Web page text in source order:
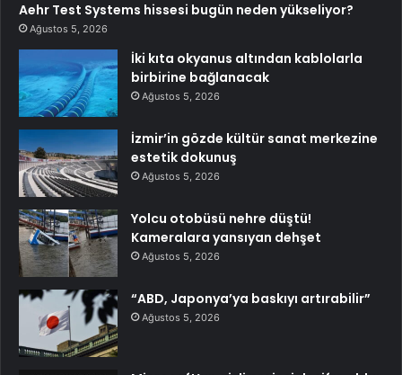
Aehr Test Systems hissesi bugün neden yükseliyor?
Ağustos 5, 2026
İki kıta okyanus altından kablolarla
birbirine bağlanacak
Ağustos 5, 2026
İzmir’in gözde kültür sanat merkezine
estetik dokunuş
Ağustos 5, 2026
Yolcu otobüsü nehre düştü!
Kameralara yansıyan dehşet
Ağustos 5, 2026
“ABD, Japonya’ya baskıyı artırabilir”
Ağustos 5, 2026